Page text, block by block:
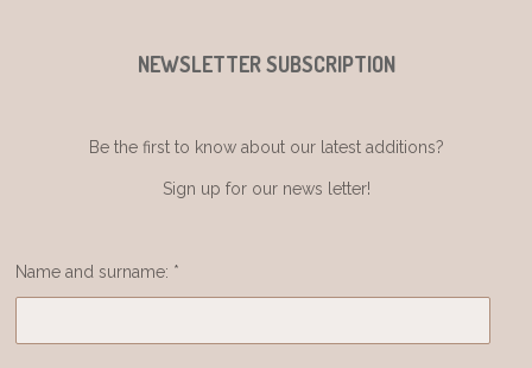
NEWSLETTER SUBSCRIPTION
Be the first to know about our latest additions?
Sign up for our news letter!
Name and surname: *